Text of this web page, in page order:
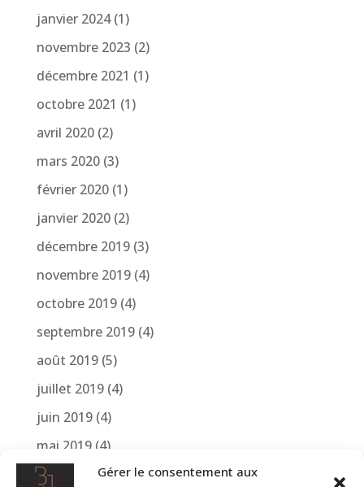
Gérer le consentement aux
janvier 2024(1)
novembre 2023 (2)
décembre 2021 (1)
octobre 2021 (1)
avril 2020(2)
mars 2020(3)
février 2020(1)
janvier 2020(2)
décembre 2019(3)
novembre 2019(4)
octobre 2019(4)
septembre 2019(4)
août 2019(5)
juillet 2019(4)
juin 2019(4)
mai 2019(4)
avril 2019
(4)